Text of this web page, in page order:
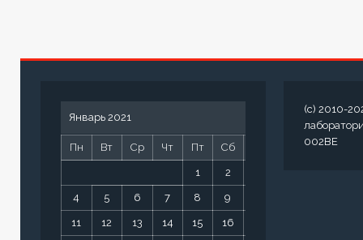
Январь 2021
Пн Вт Ср Чт Пт Сб
1 2
4 5 6 7 8 9
11 12 13 14 15 16
(c) 2010-
002BE